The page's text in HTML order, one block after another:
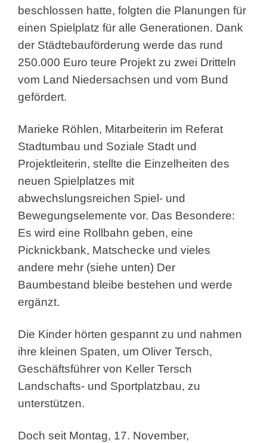
beschlossen hatte, folgten die Planungen für
einen Spielplatz für alle Generationen. Dank
der Städtebauförderung werde das rund
250.000 Euro teure Projekt zu zwei Dritteln
vom Land Niedersachsen und vom Bund
gefördert.
Marieke Röhlen, Mitarbeiterin im Referat
Stadtumbau und Soziale Stadt und
Projektleiterin, stellte die Einzelheiten des
neuen Spielplatzes mit
abwechslungsreichen Spiel- und
Bewegungselemente vor. Das Besondere:
Es wird eine Rollbahn geben, eine
Picknickbank, Matschecke und vieles
andere mehr (siehe unten) Der
Baumbestand bleibe bestehen und werde
ergänzt.
Die Kinder hörten gespannt zu und nahmen
ihre kleinen Spaten, um Oliver Tersch,
Geschäftsführer von Keller Tersch
Landschafts- und Sportplatzbau, zu
unterstützen.
Doch seit Montag, 17. November,